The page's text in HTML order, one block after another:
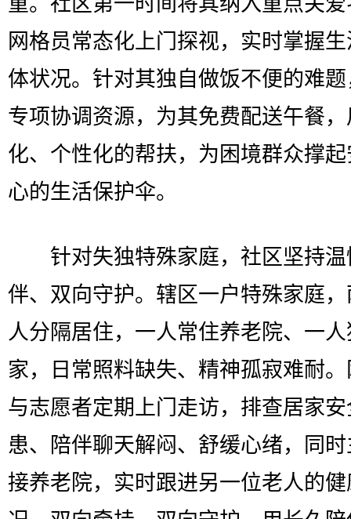
网格员常态化上门探视，实时掌握
体状况。针对其独自做饭不便的难
专项协调资源，为其免费配送午餐
化、个性化的帮扶，为困境群众撑
心的生活保护伞。
针对失独特殊家庭，社区坚持温
伴、双向守护。辖区一户特殊家庭
人分隔居住，一人常住养老院、一
家，日常照料缺失、精神孤寂难耐
与志愿者定期上门走访，排查居家
患、陪伴聊天解闷、舒缓心绪，同
接养老院，实时跟进另一位老人的